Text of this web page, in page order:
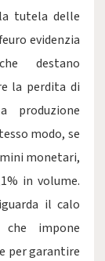
tutela delle
evidenzia
destano
la perdita di
produzione
modo, se
monetari,
in volume.
il calo
che impone
per garantire